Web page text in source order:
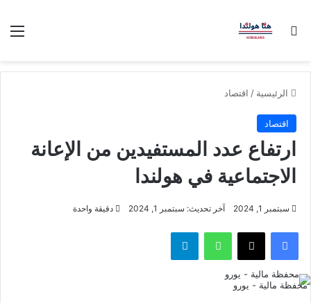
بحث عن
الرئيسية / اقتصاد
اقتصاد
ارتفاع عدد المستفيدين من الإعانة
الاجتماعية في هولندا
سبتمبر 1, 2024 آخر تحديث: سبتمبر 1, 2024 دقيقة واحدة
فيسبوك ‫X واتساب تيلقرام
محفظة مالية - يورو